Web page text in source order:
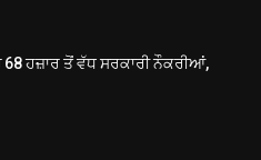
68 ਹਜ਼ਾਰ ਤੋਂ ਵੱਧ ਸਰਕਾਰੀ ਨੌਕਰੀਆਂ,